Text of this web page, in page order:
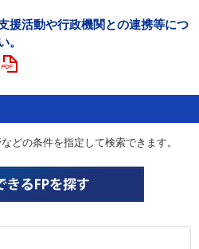
援活動や行政機関との連携等につ
。
どの条件を指定して検索できます。